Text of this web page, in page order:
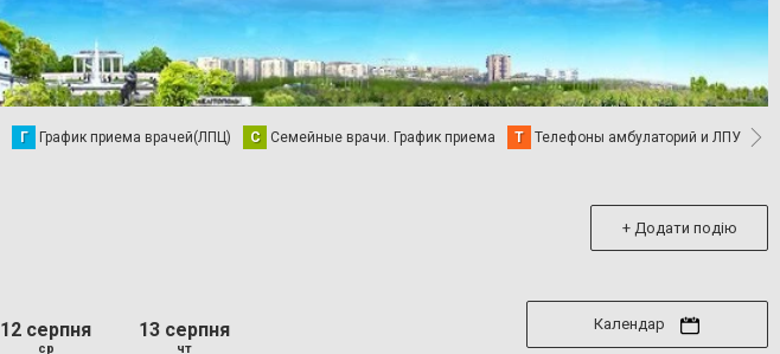
Г График приема врачей(ЛПЦ) С Семейные врачи. График приема Т Телефоны амбулаторий и ЛПУ В
+ Додати подію
12 серпня
ср
13 серпня
чт
Календар